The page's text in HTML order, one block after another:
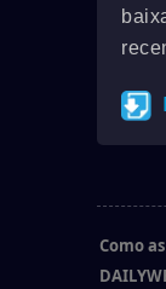
Como